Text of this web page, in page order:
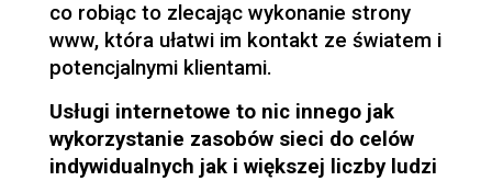
co robiąc to zlecając wykonanie strony
www, która ułatwi im kontakt ze światem i
potencjalnymi klientami.
Usługi internetowe to nic innego jak
wykorzystanie zasobów sieci do celów
indywidualnych jak i większej liczby ludzi